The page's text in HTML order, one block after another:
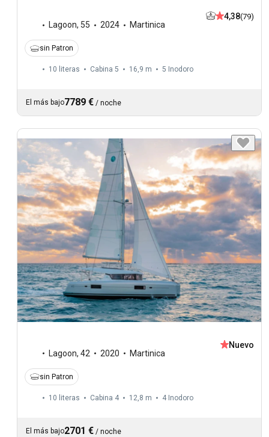
Lagoon, 55 2024 Martinica
4,38(79)
sin Patron
10 literas Cabina 5 16,9 m 5 Inodoro
El más bajo7789 € / noche
Lagoon, 42 2020 Martinica
Nuevo
sin Patron
10 literas Cabina 4 12,8 m 4 Inodoro
El más bajo2701 € / noche